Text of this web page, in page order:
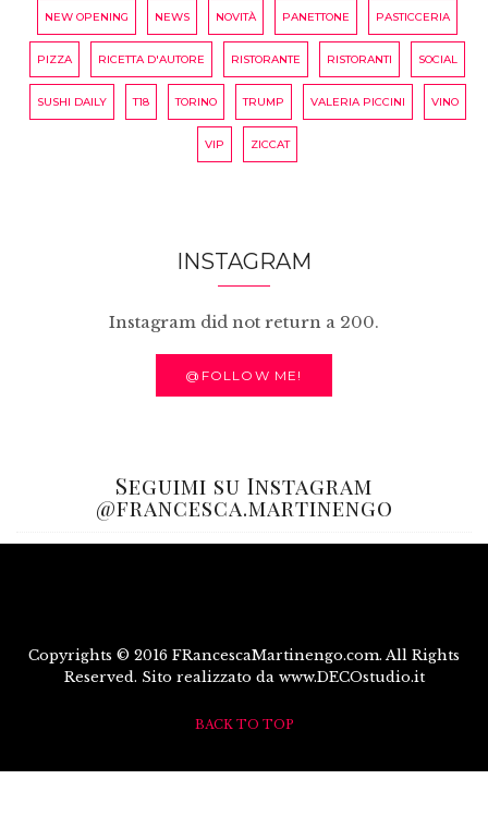
NEW OPENING NEWS NOVITÀ PANETTONE PASTICCERIA
PIZZA RICETTA D'AUTORE RISTORANTE RISTORANTI SOCIAL
SUSHI DAILY T18 TORINO TRUMP VALERIA PICCINI VINO
VIP ZICCAT
INSTAGRAM
Instagram did not return a 200.
@FOLLOW ME!
Seguimi su Instagram
@francesca.martinengo
Copyrights © 2016 FRancescaMartinengo.com. All Rights
Reserved. Sito realizzato da www.DECOstudio.it
BACK TO TOP